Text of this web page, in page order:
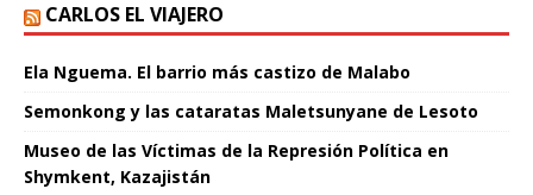
CARLOS EL VIAJERO
Ela Nguema. El barrio más castizo de Malabo
Semonkong y las cataratas Maletsunyane de Lesoto
Museo de las Víctimas de la Represión Política en
Shymkent, Kazajistán